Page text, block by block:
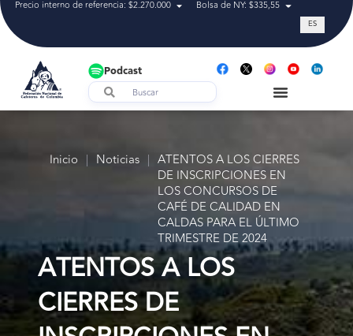
Precio interno de referencia: $2.270.000 Bolsa de NY: $335,55 Tasa de
ES
Podcast
Inicio | Noticias | ATENTOS A LOS CIERRES
DE INSCRIPCIONES EN
LOS CONCURSOS DE
CAFÉ DE CALIDAD EN
CALDAS PARA EL ÚLTIMO
TRIMESTRE DE 2024
ATENTOS A LOS
CIERRES DE